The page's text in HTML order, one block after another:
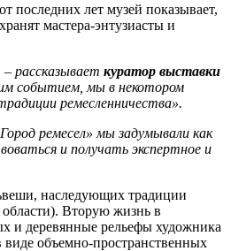
последних лет музей показывает,
мастера-энтузиасты и
рассказывает куратор выставки
событием, мы в некотором
ремесленничества».
ремесел» мы задумывали как
и получать экспертное и
наследующих традиции
Вторую жизнь в
и деревянные рельефы художника
объемно-пространственных